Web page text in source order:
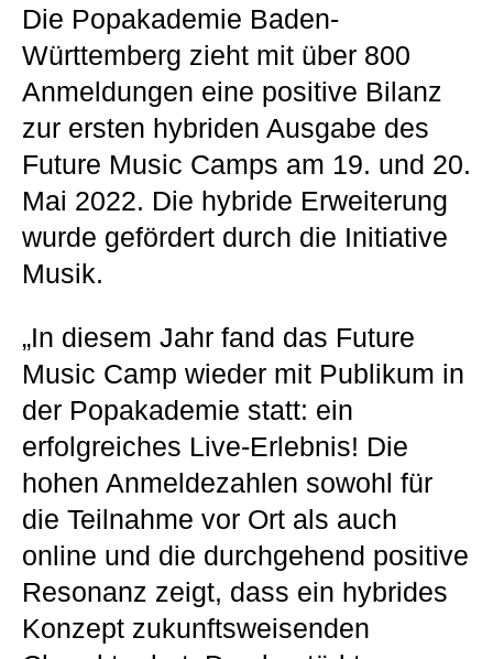
Die Popakademie Baden-
Württemberg zieht mit über 800
Anmeldungen eine positive Bilanz
zur ersten hybriden Ausgabe des
Future Music Camps am 19. und 20.
Mai 2022. Die hybride Erweiterung
wurde gefördert durch die Initiative
Musik.
„In diesem Jahr fand das Future
Music Camp wieder mit Publikum in
der Popakademie statt: ein
erfolgreiches Live-Erlebnis! Die
hohen Anmeldezahlen sowohl für
die Teilnahme vor Ort als auch
online und die durchgehend positive
Resonanz zeigt, dass ein hybrides
Konzept zukunftsweisenden